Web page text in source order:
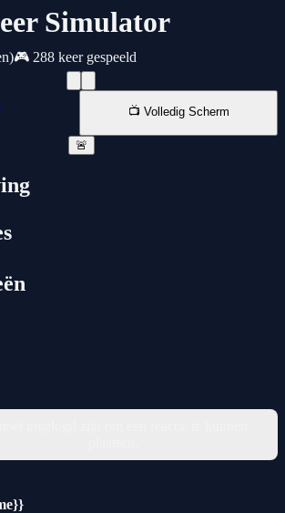
Simulator
🎮 288 keer gespeeld
📺 Volledig Scherm
🚨